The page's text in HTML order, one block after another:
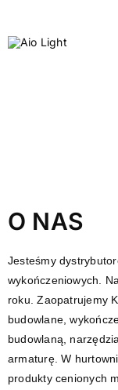
O NAS
Jesteśmy
wykończeniowych.
roku. Zaopatrujemy
budowlane,
budowlaną,
armaturę. W
produkty cenionych